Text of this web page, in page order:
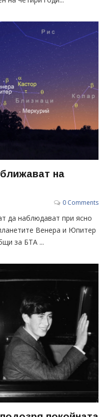
на
0 Comments
да наблюдават при ясно
Венера и Юпитер
за БТА ...